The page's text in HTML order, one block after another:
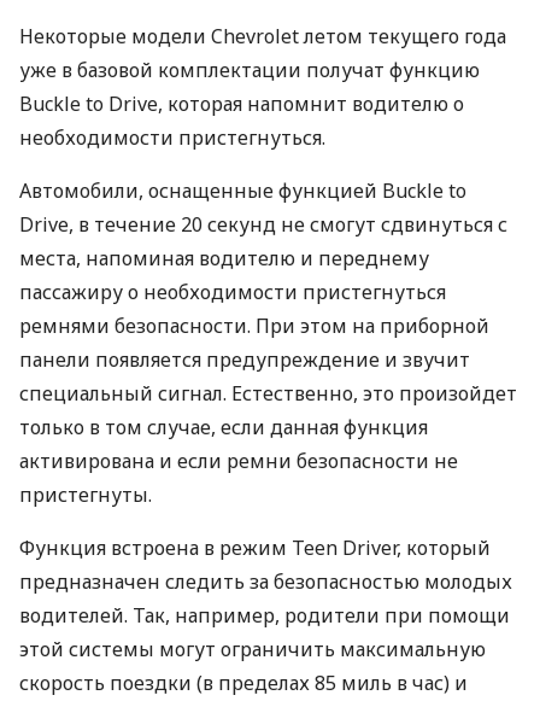
Некоторые модели Chevrolet летом текущего года
уже в базовой комплектации получат функцию
Buckle to Drive, которая напомнит водителю о
необходимости пристегнуться.
Автомобили, оснащенные функцией Buckle to
Drive, в течение 20 секунд не смогут сдвинуться с
места, напоминая водителю и переднему
пассажиру о необходимости пристегнуться
ремнями безопасности. При этом на приборной
панели появляется предупреждение и звучит
специальный сигнал. Естественно, это произойдет
только в том случае, если данная функция
активирована и если ремни безопасности не
пристегнуты.
Функция встроена в режим Teen Driver, который
предназначен следить за безопасностью молодых
водителей. Так, например, родители при помощи
этой системы могут ограничить максимальную
скорость поездки (в пределах 85 миль в час) и